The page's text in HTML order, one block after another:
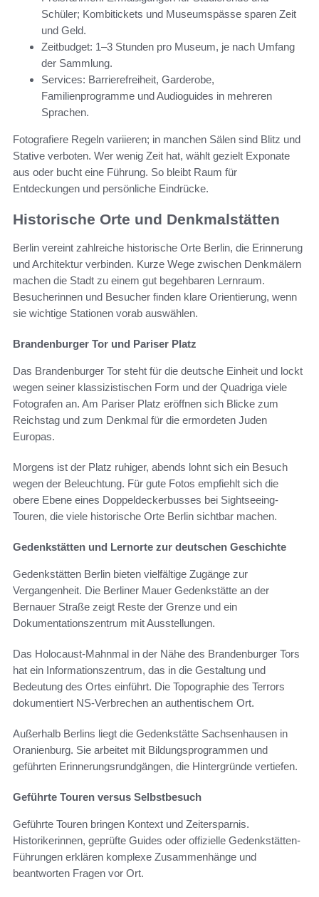
Schüler; Kombitickets und Museumspässe sparen Zeit
und Geld.
Zeitbudget: 1–3 Stunden pro Museum, je nach Umfang
der Sammlung.
Services: Barrierefreiheit, Garderobe,
Familienprogramme und Audioguides in mehreren
Sprachen.
Fotografiere Regeln variieren; in manchen Sälen sind Blitz und
Stative verboten. Wer wenig Zeit hat, wählt gezielt Exponate
aus oder bucht eine Führung. So bleibt Raum für
Entdeckungen und persönliche Eindrücke.
Historische Orte und Denkmalstätten
Berlin vereint zahlreiche historische Orte Berlin, die Erinnerung
und Architektur verbinden. Kurze Wege zwischen Denkmälern
machen die Stadt zu einem gut begehbaren Lernraum.
Besucherinnen und Besucher finden klare Orientierung, wenn
sie wichtige Stationen vorab auswählen.
Brandenburger Tor und Pariser Platz
Das Brandenburger Tor steht für die deutsche Einheit und lockt
wegen seiner klassizistischen Form und der Quadriga viele
Fotografen an. Am Pariser Platz eröffnen sich Blicke zum
Reichstag und zum Denkmal für die ermordeten Juden
Europas.
Morgens ist der Platz ruhiger, abends lohnt sich ein Besuch
wegen der Beleuchtung. Für gute Fotos empfiehlt sich die
obere Ebene eines Doppeldeckerbusses bei Sightseeing-
Touren, die viele historische Orte Berlin sichtbar machen.
Gedenkstätten und Lernorte zur deutschen Geschichte
Gedenkstätten Berlin bieten vielfältige Zugänge zur
Vergangenheit. Die Berliner Mauer Gedenkstätte an der
Bernauer Straße zeigt Reste der Grenze und ein
Dokumentationszentrum mit Ausstellungen.
Das Holocaust-Mahnmal in der Nähe des Brandenburger Tors
hat ein Informationszentrum, das in die Gestaltung und
Bedeutung des Ortes einführt. Die Topographie des Terrors
dokumentiert NS-Verbrechen an authentischem Ort.
Außerhalb Berlins liegt die Gedenkstätte Sachsenhausen in
Oranienburg. Sie arbeitet mit Bildungsprogrammen und
geführten Erinnerungsrundgängen, die Hintergründe vertiefen.
Geführte Touren versus Selbstbesuch
Geführte Touren bringen Kontext und Zeitersparnis.
Historikerinnen, geprüfte Guides oder offizielle Gedenkstätten-
Führungen erklären komplexe Zusammenhänge und
beantworten Fragen vor Ort.